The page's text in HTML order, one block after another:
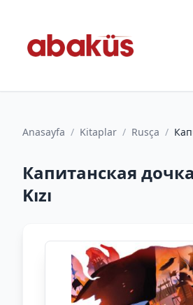
Anasayfa / Kitaplar / Rusça /
Капитанская
Kızı